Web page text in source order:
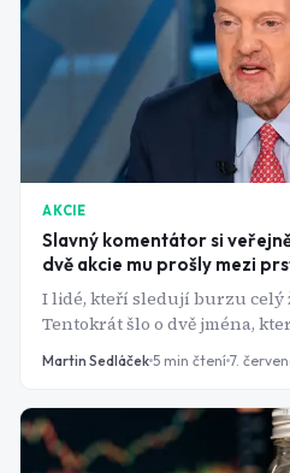
AKCIE
Slavný komentátor si
dvě akcie mu prošly mezi
I lidé, kteří sledují burzu celý
Tentokrát šlo o dvě jména,
nejdivočejších růstů na Wall
Martin Sedláček 5 min čtení 7.